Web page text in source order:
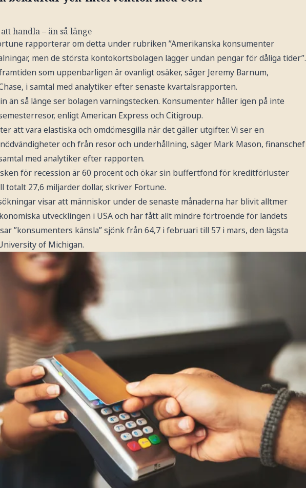
handla – än så länge
rapporterar om detta under rubriken ”Amerikanska konsumenter
men de största kontokortsbolagen lägger undan pengar för dåliga tider”.
som uppenbarligen är ovanligt osäker, säger Jeremy Barnum,
i samtal med analytiker efter senaste kvartalsrapporten.
än så länge ser bolagen varningstecken. Konsumenter håller igen på inte
enligt American Express och Citigroup.
att vara elastiska och omdömesgilla när det gäller utgifter. Vi ser en
och från resor och underhållning, säger Mark Mason, finanschef
med analytiker efter rapporten.
för recession är 60 procent och ökar sin buffertfond för kreditförluster
totalt 27,6 miljarder dollar, skriver Fortune.
visar att människor under de senaste månaderna har blivit alltmer
utvecklingen i USA och har fått allt mindre förtroende för landets
”konsumenters känsla” sjönk från 64,7 i februari till 57 i mars, den lägsta
of Michigan.